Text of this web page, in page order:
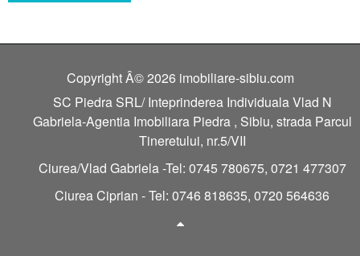
Copyright Â© 2026 imobiliare-sibiu.com
SC Piedra SRL/ Inteprinderea Individuala Vlad N
Gabriela-Agentia Imobiliara Piedra , Sibiu, strada Parcul
Tineretului, nr.5/VII
Ciurea/Vlad Gabriela -Tel: 0745 780675, 0721 477307
Ciurea Ciprian - Tel: 0746 818635, 0720 564636